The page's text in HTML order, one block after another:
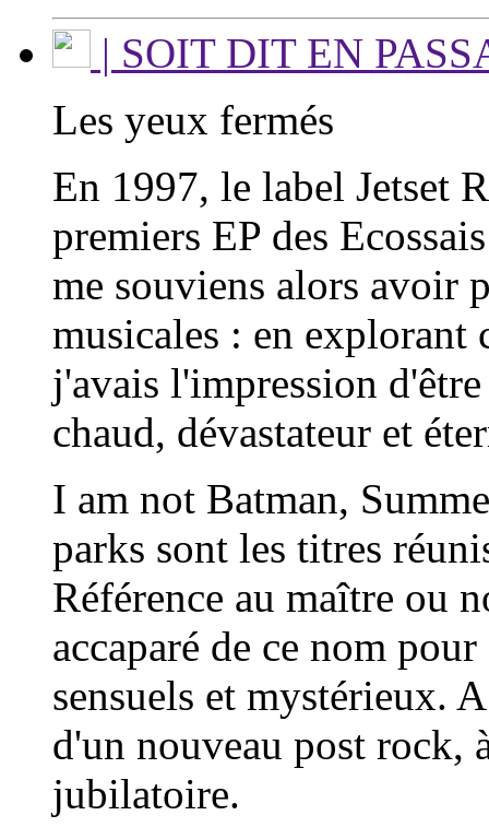
| SOIT DIT EN
Les yeux fermés
En 1997, le label Jetset
premiers EP des
me souviens alors avoir
musicales : en explorant
j'avais l'impression
chaud, dévastateur et
I am not Batman,
parks sont les titres
Référence au maître ou
accaparé de ce nom
sensuels et mystérieux.
d'un nouveau post rock,
jubilatoire.